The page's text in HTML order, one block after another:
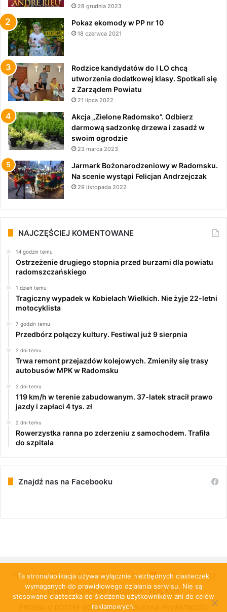
28 grudnia 2023
Pokaz ekomody w PP nr 10
18 czerwca 2021
Rodzice kandydatów do I LO chcą
utworzenia dodatkowej klasy. Spotkali się
z Zarządem Powiatu
21 lipca 2022
Akcja „Zielone Radomsko”. Odbierz
darmową sadzonkę drzewa i zasadź w
swoim ogrodzie
23 marca 2023
Jarmark Bożonarodzeniowy w Radomsku.
Na scenie wystąpi Felicjan Andrzejczak
29 listopada 2022
NAJCZĘŚCIEJ KOMENTOWANE
14 godzin temu
Ostrzeżenie drugiego stopnia przed burzami dla powiatu
radomszczańskiego
1 dzień temu
Tragiczny wypadek w Kobielach Wielkich. Nie żyje 22-letni
motocyklista
7 godzin temu
Przedbórz połączy kultury. Festiwal już 9 sierpnia
2 dni temu
Trwa remont przejazdów kolejowych. Zmieniły się trasy
autobusów MPK w Radomsku
2 dni temu
119 km/h w terenie zabudowanym. 37-latek stracił prawo
jazdy i zapłaci 4 tys. zł
2 dni temu
Rowerzystka ranna po zderzeniu z samochodem. Trafiła
do szpitala
Znajdź nas na Facebooku
© Copyright 2026, All Rights Reserved | PulsRadomska.pl
O NAS PATRONAT MEDIALNY
REKLAMA
PROŚBA O DOSTĘP DO DANYCH
POLITYKA PRYWATNOŚCI
Ta strona/aplikacja używa wyłącznie niezbędnych ciasteczek
wymaganych do prawidłowego działania serwisu. Nie są
stosowane ciasteczka do śledzenia użytkowników ani do celów
reklamowych.